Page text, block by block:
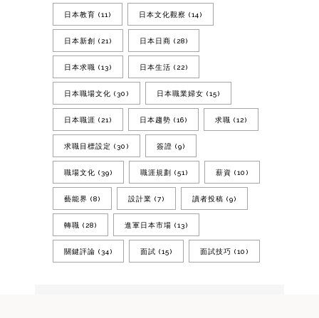
日本教育 (11) 日本文化觀察 (14)
日本新創 (21) 日本日商 (28)
日本求職 (13) 日本生活 (22)
日本職場文化 (30) 日本職業婦女 (15)
日本職涯 (21) 日本趨勢 (16) 求職 (12)
求職目標設定 (30) 簽證 (9)
職場文化 (39) 職涯規劃 (51) 薪資 (10)
藝能界 (8) 設計業 (7) 讀者投稿 (9)
轉職 (28) 進軍日本市場 (13)
關鍵評論 (34) 面試 (15) 面試技巧 (10)